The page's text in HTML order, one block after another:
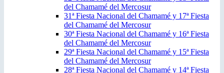
del Chamamé del Mercosur
31ª Fiesta Nacional del Chamamé y 17ª Fiesta
del Chamamé del Mercosur
30ª Fiesta Nacional del Chamamé y 16ª Fiesta
del Chamamé del Mercosur
29ª Fiesta Nacional del Chamamé y 15ª Fiesta
del Chamamé del Mercosur
28ª Fiesta Nacional del Chamamé y 14ª Fiesta